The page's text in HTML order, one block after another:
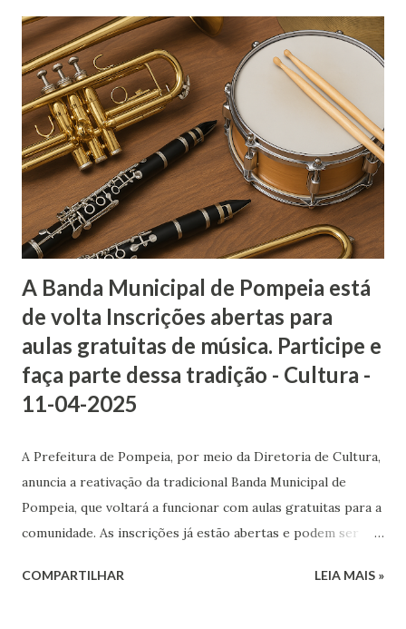
convênio assinado, Pompeia será contemplada com obras
de asfaltamento ecológico e implantação de faixas de
pedestres elevadas no bairro Jardim José Januário. A
solenidade também contou com a presença de Walter
Ihoshi, diretor regional da Secretaria de Relações
Institucionais do Estado, que acompanha de perto as
parcerias entre os municípios e o governo estadual. Além
da assinatura do convênio, o prefeito Diogo Ceschim
aproveitou a ocasião para reiterar junto à equipe técnica
do Gove...
A Banda Municipal de Pompeia está
de volta Inscrições abertas para
aulas gratuitas de música. Participe e
faça parte dessa tradição - Cultura -
11-04-2025
A Prefeitura de Pompeia, por meio da Diretoria de Cultura,
anuncia a reativação da tradicional Banda Municipal de
Pompeia, que voltará a funcionar com aulas gratuitas para a
comunidade. As inscrições já estão abertas e podem ser
visa resgatar a história e o valor cultural da banda, além de
COMPARTILHAR LEIA MAIS »